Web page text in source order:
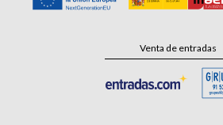
Venta de entradas